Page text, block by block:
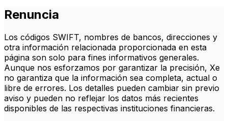
Renuncia
Los códigos SWIFT, nombres de bancos, direcciones y
otra información relacionada proporcionada en esta
página son solo para fines informativos generales.
Aunque nos esforzamos por garantizar la precisión, Xe
no garantiza que la información sea completa, actual o
libre de errores. Los detalles pueden cambiar sin previo
aviso y pueden no reflejar los datos más recientes
disponibles de las respectivas instituciones financieras.